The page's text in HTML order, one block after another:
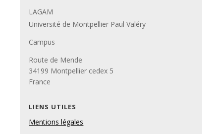
LAGAM
Université de Montpellier Paul Valéry
Campus
Route de Mende
34199 Montpellier cedex 5
France
LIENS UTILES
Mentions légales